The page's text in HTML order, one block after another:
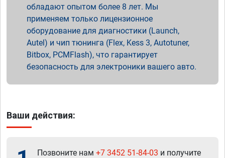
обладают опытом более 8 лет. Мы
применяем только лицензионное
оборудование для диагностики (Launch,
Autel) и чип тюнинга (Flex, Kess 3, Autotuner,
Bitbox, PCMFlash), что гарантирует
безопасность для электроники вашего авто.
Ваши действия:
Позвоните нам +7 3452 51-84-03 и получите